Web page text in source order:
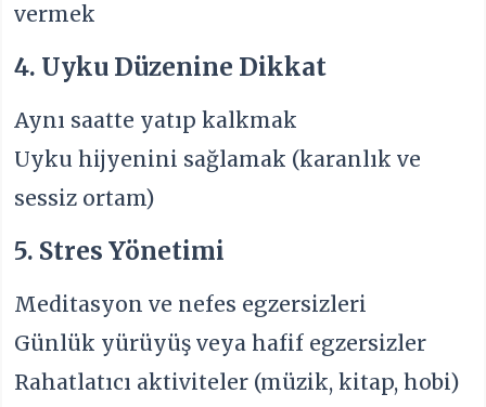
vermek
4. Uyku Düzenine Dikkat
Aynı saatte yatıp kalkmak
Uyku hijyenini sağlamak (karanlık ve
sessiz ortam)
5. Stres Yönetimi
Meditasyon ve nefes egzersizleri
Günlük yürüyüş veya hafif egzersizler
Rahatlatıcı aktiviteler (müzik, kitap, hobi)